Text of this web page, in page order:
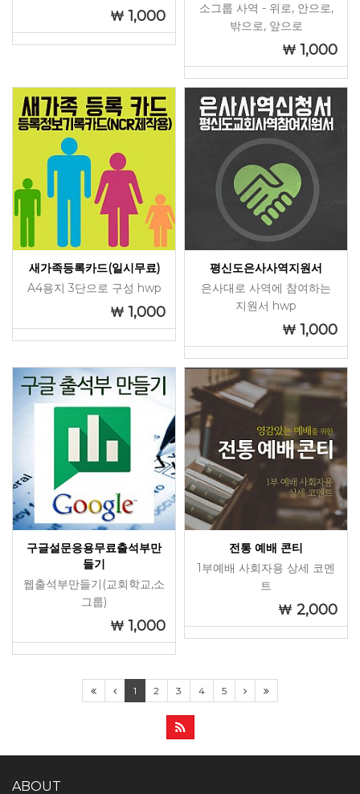
1,000
소그룹 사역 - 위로, 안으로,
밖으로, 앞으로
1,000
새가족등록카드(일시무료)
A4용지 3단으로 구성 hwp
1,000
평신도은사사역지원서
은사대로 사역에 참여하는
지원서 hwp
1,000
구글설문응용무료출석부만
들기
웹출석부만들기(교회학교,소
그룹)
1,000
전통 예배 콘티
1부예배 사회자용 상세 코멘
트
2,000
1 2 3 4 5
ABOUT